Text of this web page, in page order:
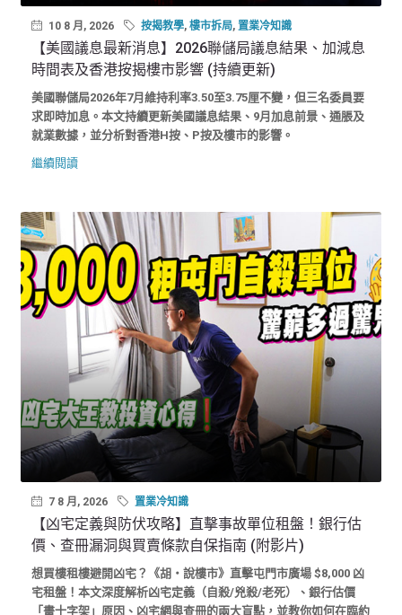
10 8 月, 2026 按揭教學, 樓市拆局, 置業冷知識
【美國議息最新消息】2026聯儲局議息結果、加減息
時間表及香港按揭樓市影響 (持續更新)
美國聯儲局2026年7月維持利率3.50至3.75厘不變，但三名委員要
求即時加息。本文持續更新美國議息結果、9月加息前景、通脹及
就業數據，並分析對香港H按、P按及樓市的影響。
繼續閱讀
7 8 月, 2026 置業冷知識
【凶宅定義與防伏攻略】直擊事故單位租盤！銀行估
價、查冊漏洞與買賣條款自保指南 (附影片)
想買樓租樓避開凶宅？《胡‧說樓市》直擊屯門市廣場 $8,000 凶
宅租盤！本文深度解析凶宅定義（自殺/兇殺/老死）、銀行估價
「畫十字架」原因、凶宅網與查冊的兩大盲點，並教你如何在臨約